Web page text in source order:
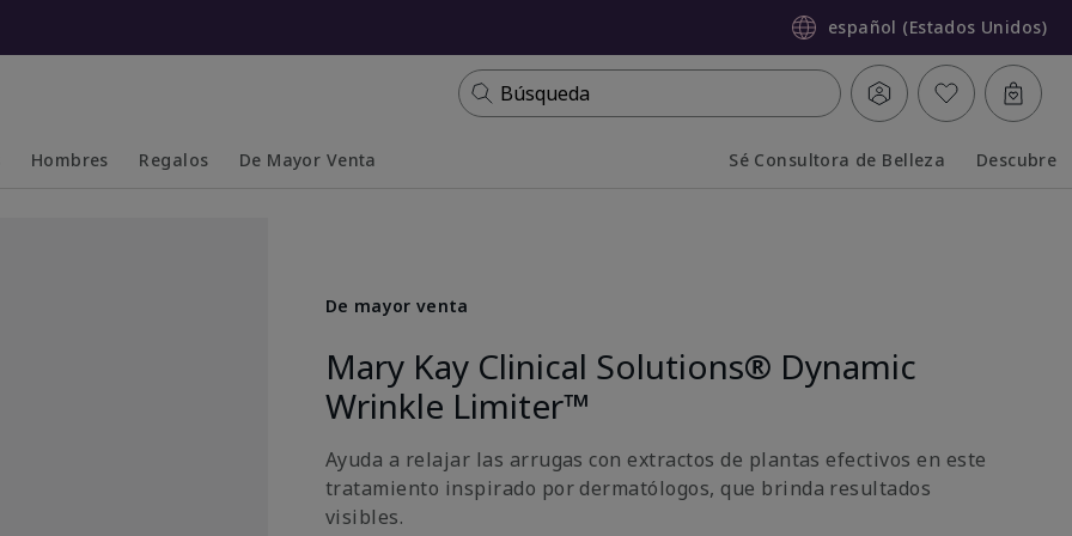
español (Estados Unidos)
Búsqueda
Hombres Regalos De Mayor Venta Sé Consultora de Belleza Descubre
De mayor venta
Mary Kay Clinical Solutions® Dynamic
Wrinkle Limiter™
Ayuda a relajar las arrugas con extractos de plantas efectivos en este
tratamiento inspirado por dermatólogos, que brinda resultados
visibles.